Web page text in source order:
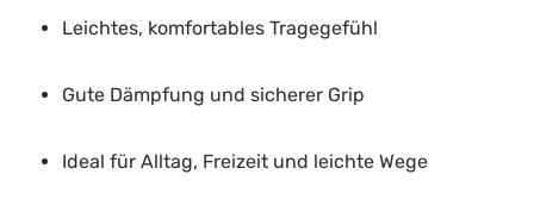
Leichtes, komfortables Tragegefühl
Gute Dämpfung und sicherer Grip
Ideal für Alltag, Freizeit und leichte Wege